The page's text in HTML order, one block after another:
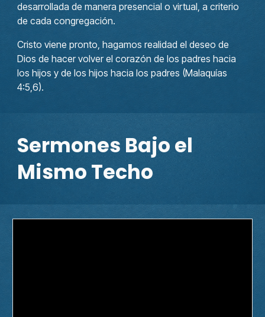
desarrollada de manera presencial o virtual, a criterio
de cada congregación.
Cristo viene pronto, hagamos realidad el deseo de
Dios de hacer volver el corazón de los padres hacia
los hijos y de los hijos hacia los padres (Malaquías
4:5,6).
Sermones Bajo el
Mismo Techo